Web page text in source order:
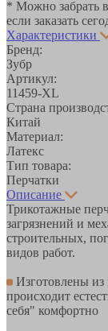
* Можно забрать
если заказать
Характеристики
Бренд:
Зубр
Артикул:
11459-XL
Страна
Китай
Материал:
Латекс
Тип товара:
Перчатки
Описание
Трикотажные
загрязнений и
строительных,
видов работ.
Изготовлены из
происходит
себя" комфортно